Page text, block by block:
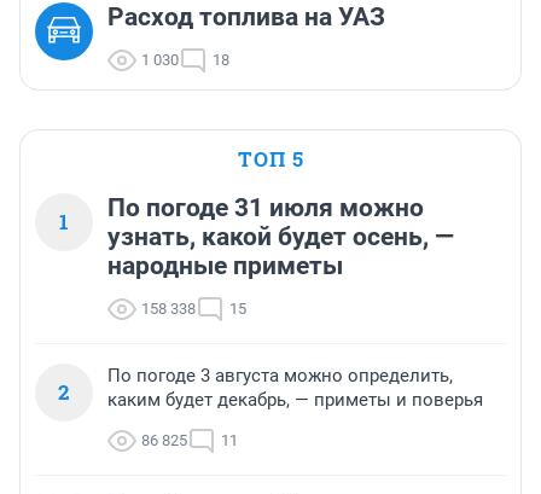
Расход топлива на УАЗ
1 030 18
ТОП 5
1
По погоде 31 июля можно
узнать, какой будет осень, —
народные приметы
158 338 15
2
По погоде 3 августа можно определить,
каким будет декабрь, — приметы и поверья
86 825 11